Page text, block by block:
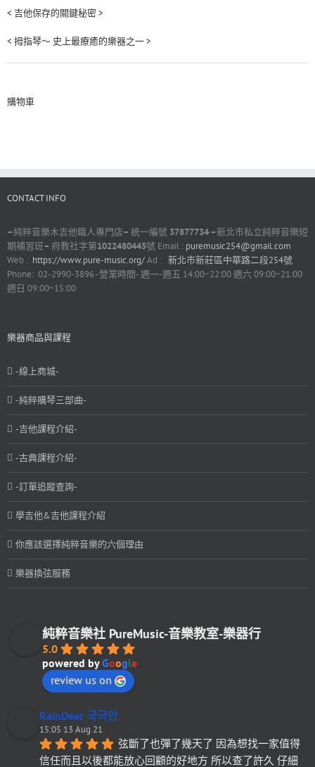
< 吉他保存的關鍵秘密 >
< 拇指琴～ 史上最療癒的樂器之一 >
購物車
CONTACT INFO
–純粹音樂木吉他職人專門店– 統一編號 37877734 –新北市私立純粹音樂短
期補習班– 府教社字第1022480445號 Email : puremusic254@gmail.com
Web : https://www.pure-music.org/Ad : 新北市新莊區中華路二段254號
Phone: 02-2990-3896 -營業時間- 週一-週五 14:00~22:00 週六 09:00~21:00
週日 09:00~15:00
樂器商品與課程
-線上商城-
-純粹購琴三部曲-
-吉他課程介紹-
-古典課程介紹-
-訂單追蹤查詢-
學吉他&吉他課程介紹
你應該選擇純粹音樂的六個理由
樂器換弦服務
純粹音樂社 PureMusic-音樂教室-樂器行
5.0
powered byGoogle
review us on
RainDeer 국국안
15:05 13 Aug 21
弦斷了也彈了幾天了 因為想找一家值得
信任而且以後都能放心回顧的好地方 所以查了許久 仔細